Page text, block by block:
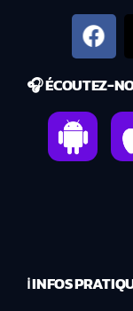
🎧 ÉCOUTEZ-
ℹ️ INFOS